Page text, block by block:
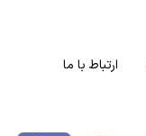
ارتباط با ما